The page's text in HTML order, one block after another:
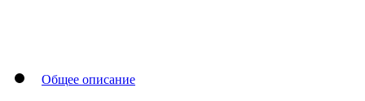
Общее описание